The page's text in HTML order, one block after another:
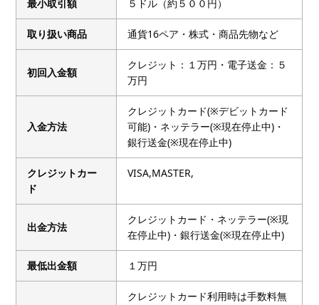
最小取引額 ５ドル（約５００円）
取り扱い商品 通貨16ペア・株式・商品先物など
初回入金額
クレジット：１万円・電子送金：５
万円
入金方法
クレジットカード(※デビットカード
可能)・ネッテラー(※現在停止中)・
銀行送金(※現在停止中)
クレジットカー
ド
VISA,MASTER,
出金方法
クレジットカード・ネッテラー(※現
在停止中)・銀行送金(※現在停止中)
最低出金額 １万円
クレジットカード利用時は手数料無